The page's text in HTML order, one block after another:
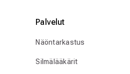
Palvelut
Näöntarkastus
Silmälääkärit